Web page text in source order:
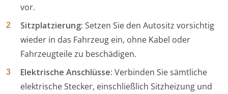
vor.
Sitzplatzierung: Setzen Sie den Autositz vorsichtig
wieder in das Fahrzeug ein, ohne Kabel oder
Fahrzeugteile zu beschädigen.
Elektrische Anschlüsse: Verbinden Sie sämtliche
elektrische Stecker, einschließlich Sitzheizung und